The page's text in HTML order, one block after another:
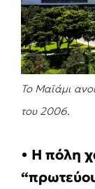
Το Μαϊάμι
του 2006.
• Η πόλη